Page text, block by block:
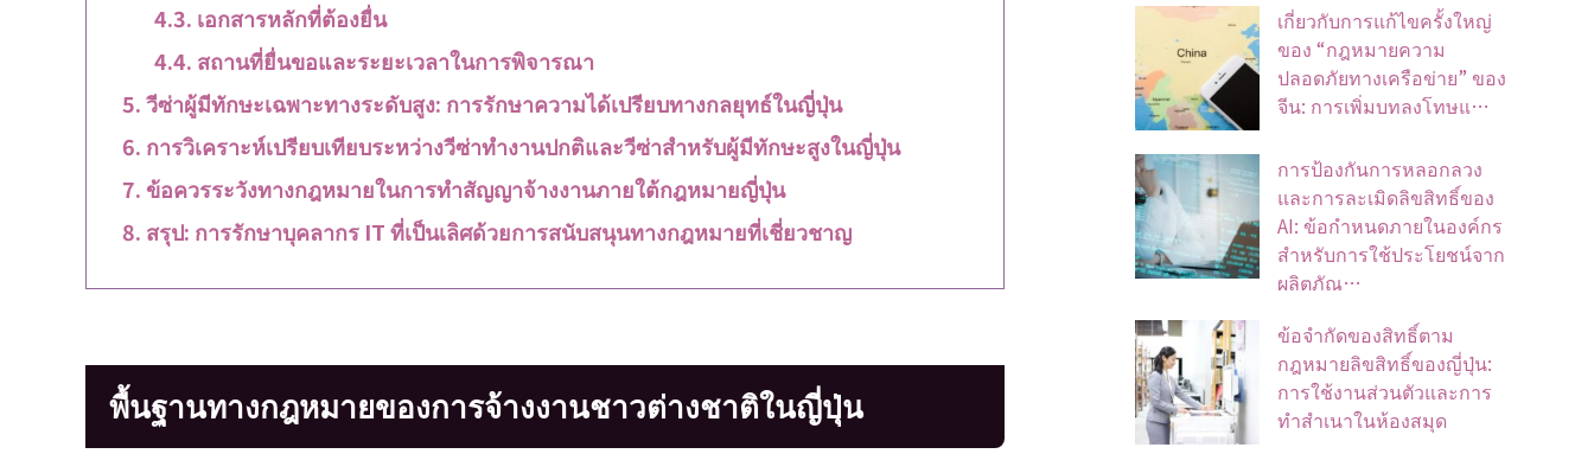
เอกสารหลักที่ต้องยื่น
สถานที่ยื่นขอและระยะเวลาในการพิจารณา
วีซ่าผู้มีทักษะเฉพาะทางระดับสูง: การรักษาความได้เปรียบทางกลยุทธ์ในญี่ปุ่น
การวิเคราะห์เปรียบเทียบระหว่างวีซ่าทำงานปกติและวีซ่าสำหรับผู้มีทักษะสูงในญี่ปุ่น
ข้อควรระวังทางกฎหมายในการทำสัญญาจ้างงานภายใต้กฎหมายญี่ปุ่น
สรุป: การรักษาบุคลากร IT ที่เป็นเลิศด้วยการสนับสนุนทางกฎหมายที่เชี่ยวชาญ
พื้นฐานทางกฎหมายของการจ้างงานชาวต่างชาติในญี่ปุ่น
เกี่ยวกับการแก้ไขครั้งใหญ่
ของ “กฎหมายความ
ปลอดภัยทางเครือข่าย” ของ
จีน: การเพิ่มบทลงโทษแ…
การป้องกันการหลอกลวง
และการละเมิดลิขสิทธิ์ของ
AI: ข้อกำหนดภายในองค์กร
สำหรับการใช้ประโยชน์จาก
ผลิตภัณ…
ข้อจํากัดของสิทธิ์ตาม
กฎหมายลิขสิทธิ์ของญี่ปุ่น:
การใช้งานส่วนตัวและการ
ทําสําเนาในห้องสมุด